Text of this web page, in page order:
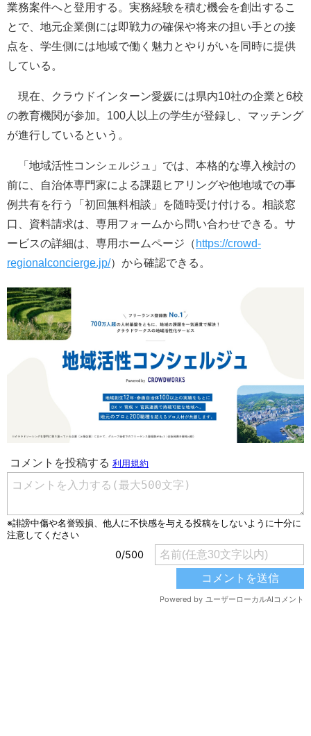
業務案件へと登用する。実務経験を積む機会を創出するこ
とで、地元企業側には即戦力の確保や将来の担い手との接
点を、学生側には地域で働く魅力とやりがいを同時に提供
している。
現在、クラウドインターン愛媛には県内10社の企業と6校
の教育機関が参加。100人以上の学生が登録し、マッチング
が進行しているという。
「地域活性コンシェルジュ」では、本格的な導入検討の
前に、自治体専門家による課題ヒアリングや他地域での事
例共有を行う「初回無料相談」を随時受け付ける。相談窓
口、資料請求は、専用フォームから問い合わせできる。サ
ービスの詳細は、専用ホームページ（ https://crowd-
regionalconcierge.jp/）から確認できる。